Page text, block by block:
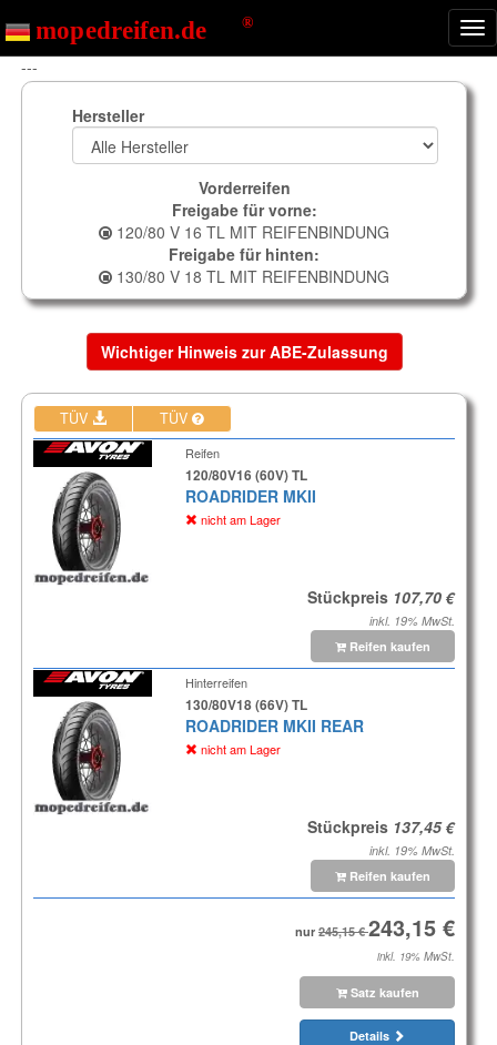
---
Hersteller
Vorderreifen
Freigabe für vorne:
120/80 V 16 TL MIT REIFENBINDUNG
Freigabe für hinten:
130/80 V 18 TL MIT REIFENBINDUNG
Wichtiger Hinweis zur ABE-Zulassung
TÜV TÜV
Reifen
120/80V16 (60V) TL
ROADRIDER MKII
nicht am Lager
Stückpreis
inkl. 19% MwSt.
Reifen kaufen
Hinterreifen
130/80V18 (66V) TL
ROADRIDER MKII REAR
nicht am Lager
Stückpreis
inkl. 19% MwSt.
Reifen kaufen
nur
inkl. 19% MwSt.
Satz kaufen
Details